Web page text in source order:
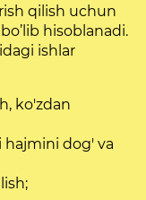
qilish uchun
hisoblanadi.
ishlar
ko'zdan
dog' va